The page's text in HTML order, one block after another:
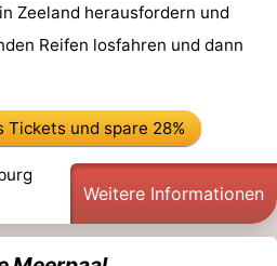
Zeeland herausfordern und
Reifen losfahren und dann
Tickets und spare 28%
Weitere Informationen